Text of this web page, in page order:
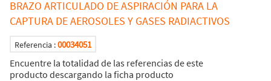
BRAZO ARTICULADO DE ASPIRACIÓN PARA LA
CAPTURA DE AEROSOLES Y GASES RADIACTIVOS
Referencia :00034051
Encuentre la totalidad de las referencias de este
producto descargando la ficha producto